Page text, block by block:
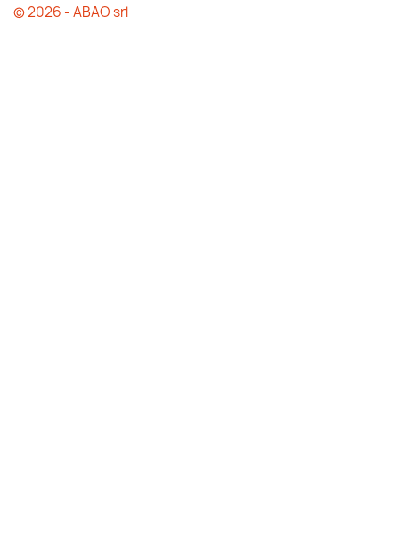
© 2026 - ABAO srl